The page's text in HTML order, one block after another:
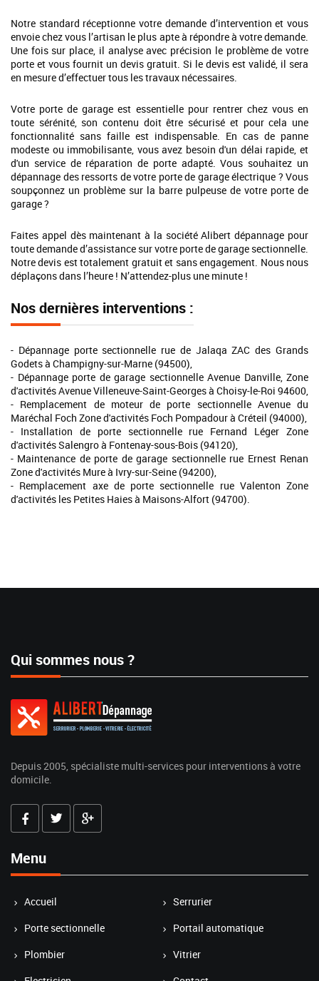
Notre standard réceptionne votre demande d’intervention et vous
envoie chez vous l’artisan le plus apte à répondre à votre demande.
Une fois sur place, il analyse avec précision le problème de votre
porte et vous fournit un devis gratuit. Si le devis est validé, il sera
en mesure d’effectuer tous les travaux nécessaires.
Votre porte de garage est essentielle pour rentrer chez vous en
toute sérénité, son contenu doit être sécurisé et pour cela une
fonctionnalité sans faille est indispensable. En cas de panne
modeste ou immobilisante, vous avez besoin d'un délai rapide, et
d'un service de réparation de porte adapté. Vous souhaitez un
dépannage des ressorts de votre porte de garage électrique ? Vous
soupçonnez un problème sur la barre pulpeuse de votre porte de
garage ?
Faites appel dès maintenant à la société Alibert dépannage pour
toute demande d’assistance sur votre porte de garage sectionnelle.
Notre devis est totalement gratuit et sans engagement. Nous nous
déplaçons dans l’heure ! N’attendez-plus une minute !
Nos dernières interventions :
- Dépannage porte sectionnelle rue de Jalaqa ZAC des Grands
Godets à Champigny-sur-Marne (94500),
- Dépannage porte de garage sectionnelle Avenue Danville, Zone
d'activités Avenue Villeneuve-Saint-Georges à Choisy-le-Roi 94600,
- Remplacement de moteur de porte sectionnelle Avenue du
Maréchal Foch Zone d'activités Foch Pompadour à Créteil (94000),
- Installation de porte sectionnelle rue Fernand Léger Zone
d'activités Salengro à Fontenay-sous-Bois (94120),
- Maintenance de porte de garage sectionnelle rue Ernest Renan
Zone d'activités Mure à Ivry-sur-Seine (94200),
- Remplacement axe de porte sectionnelle rue Valenton Zone
d'activités les Petites Haies à Maisons-Alfort (94700).
Qui sommes nous ?
Depuis 2005, spécialiste multi-services pour interventions à votre
domicile.
Menu
Accueil
Serrurier
Porte sectionnelle
Portail automatique
Plombier
Vitrier